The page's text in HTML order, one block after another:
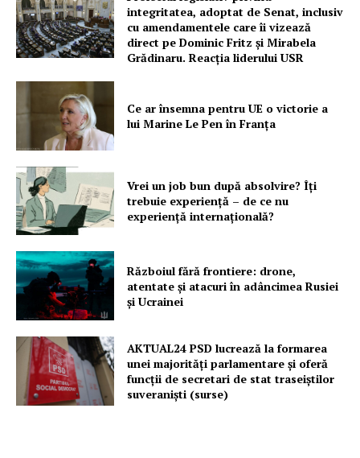
integritatea, adoptat de Senat, inclusiv
cu amendamentele care îi vizează
direct pe Dominic Fritz și Mirabela
Grădinaru. Reacția liderului USR
Ce ar însemna pentru UE o victorie a
lui Marine Le Pen în Franța
Vrei un job bun după absolvire? Îți
trebuie experiență – de ce nu
experiență internațională?
Războiul fără frontiere: drone,
atentate și atacuri în adâncimea Rusiei
și Ucrainei
AKTUAL24 PSD lucrează la formarea
unei majorităţi parlamentare și oferă
funcții de secretari de stat traseiștilor
suveraniști (surse)